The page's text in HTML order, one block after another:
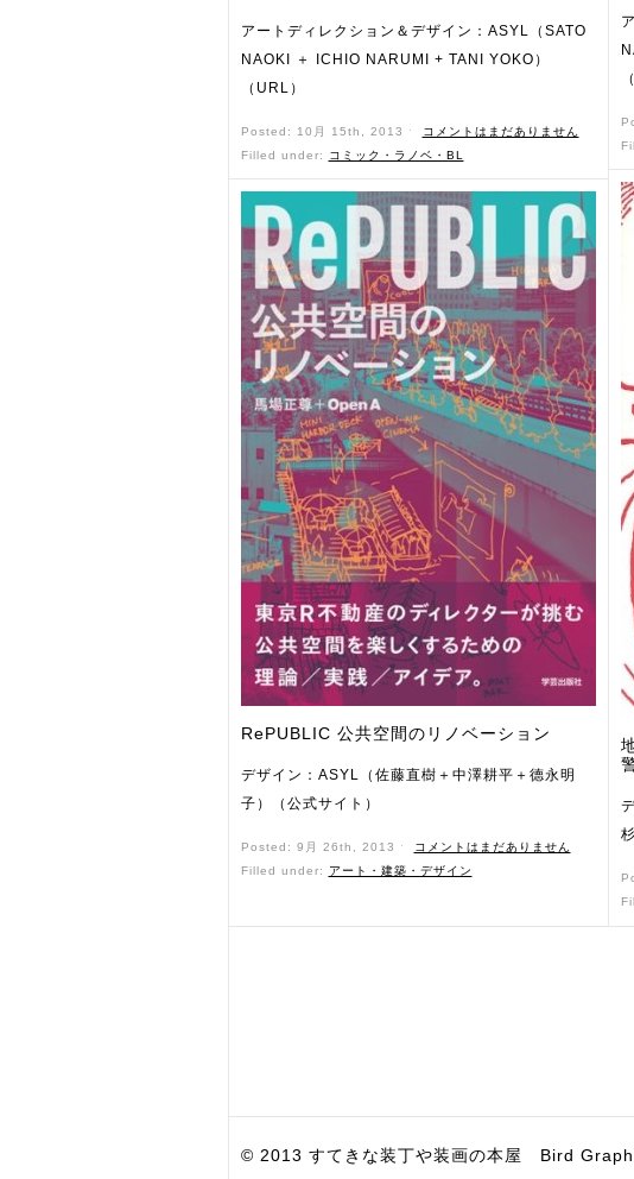
アートディレクション＆デザイン：ASYL（SATO
NAOKI ＋ ICHIO NARUMI + TANI YOKO）
（URL）
Posted: 10月 15th, 2013 ˑ
コメントはまだありません
Filled under:
コミック・ラノベ・BL
RePUBLIC 公共空間のリノベーション
デザイン：ASYL（佐藤直樹＋中澤耕平＋德永明
子）（公式サイト）
Posted: 9月 26th, 2013 ˑ
コメントはまだありません
Filled under:
アート・建築・デザイン
© 2013 すてきな装丁や装画の本屋 Bird